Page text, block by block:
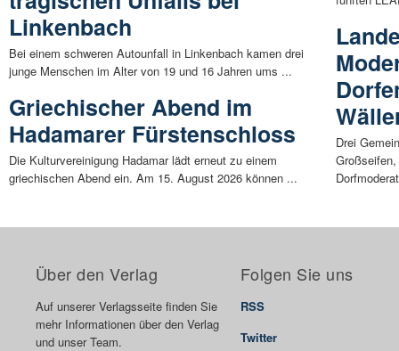
Linkenbach
Bei einem schweren Autounfall in Linkenbach kamen drei
junge Menschen im Alter von 19 und 16 Jahren ums ...
Griechischer Abend im
Hadamarer Fürstenschloss
Die Kulturvereinigung Hadamar lädt erneut zu einem
griechischen Abend ein. Am 15. August 2026 können ...
Drei
Über den Verlag
Auf unserer Verlagsseite finden Sie
mehr Informationen über den Verlag
und unser Team.
Folgen Sie uns
RSS
Twitter